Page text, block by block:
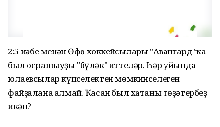
2:5 иҫәбе менән Өфө хоккейсылары "Авангард"ҡа
был осрашыуҙы "бүләк" иттеләр. Һәр уйында
юлаевсылар күпселектен мөмкинселеген
файҙалана алмай. Ҡасан был хатаны төҙәтербеҙ
икән?